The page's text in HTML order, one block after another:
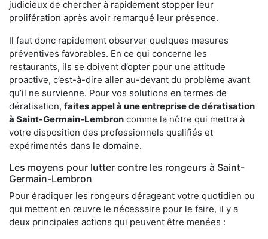
judicieux de chercher à rapidement stopper leur
prolifération après avoir remarqué leur présence.
Il faut donc rapidement observer quelques mesures
préventives favorables. En ce qui concerne les
restaurants, ils se doivent d’opter pour une attitude
proactive, c’est-à-dire aller au-devant du problème avant
qu’il ne survienne. Pour vos solutions en termes de
dératisation, faites appel à une entreprise de dératisation
à Saint-Germain-Lembron comme la nôtre qui mettra à
votre disposition des professionnels qualifiés et
expérimentés dans le domaine.
Les moyens pour lutter contre les rongeurs à Saint-
Germain-Lembron
Pour éradiquer les rongeurs dérageant votre quotidien ou
qui mettent en œuvre le nécessaire pour le faire, il y a
deux principales actions qui peuvent être menées :